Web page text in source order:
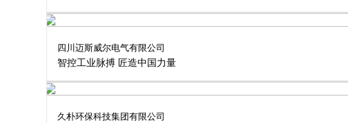
四川迈斯威尔电气有限公司
智控工业脉搏 匠造中国力量
久朴环保科技集团有限公司